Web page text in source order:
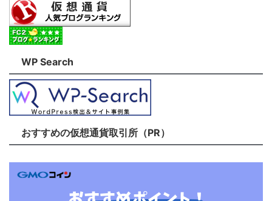
WP Search
おすすめの仮想通貨取引所（PR）